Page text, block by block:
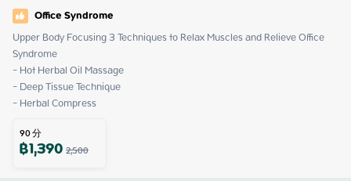
Office Syndrome
Upper Body Focusing 3 Techniques to Relax Muscles and Relieve Office
Syndrome
- Hot Herbal Oil Massage
- Deep Tissue Technique
- Herbal Compress
90分
฿1,3902,500